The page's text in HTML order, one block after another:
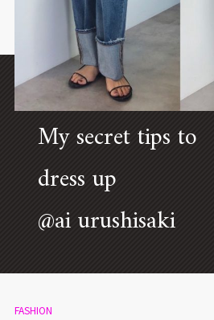
FOOD
WRITER
CONCEPT
My secret tips to
dress up
@ai urushisaki
FASHION